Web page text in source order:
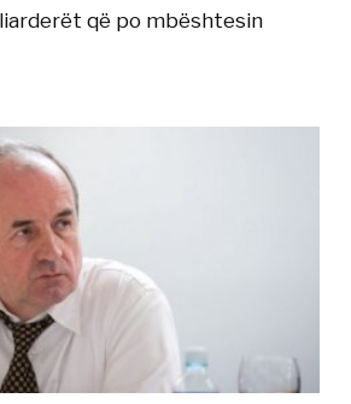
që po mbështesin